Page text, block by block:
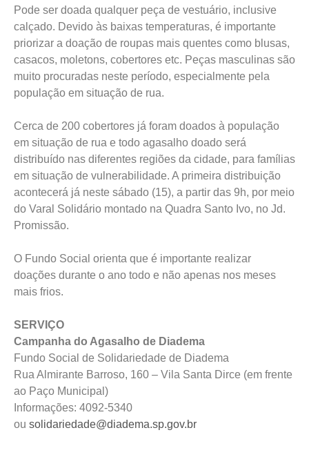
Pode ser doada qualquer peça de vestuário, inclusive
calçado. Devido às baixas temperaturas, é importante
priorizar a doação de roupas mais quentes como blusas,
casacos, moletons, cobertores etc. Peças masculinas são
muito procuradas neste período, especialmente pela
população em situação de rua.
Cerca de 200 cobertores já foram doados à população
em situação de rua e todo agasalho doado será
distribuído nas diferentes regiões da cidade, para famílias
em situação de vulnerabilidade. A primeira distribuição
acontecerá já neste sábado (15), a partir das 9h, por meio
do Varal Solidário montado na Quadra Santo Ivo, no Jd.
Promissão.
O Fundo Social orienta que é importante realizar
doações durante o ano todo e não apenas nos meses
mais frios.
SERVIÇO
Campanha do Agasalho de Diadema
Fundo Social de Solidariedade de Diadema
Rua Almirante Barroso, 160 – Vila Santa Dirce (em frente
ao Paço Municipal)
Informações: 4092-5340
ou solidariedade@diadema.sp.gov.br